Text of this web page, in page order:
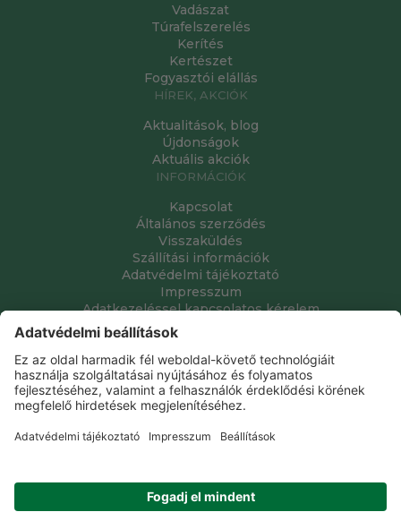
Vadászat
Túrafelszerelés
Kerítés
Kertészet
Fogyasztói elállás
HÍREK, AKCIÓK
Aktualitások, blog
Újdonságok
Aktuális akciók
INFORMÁCIÓK
Kapcsolat
Általános szerződés
Visszaküldés
Szállítási információk
Adatvédelmi tájékoztató
Impresszum
Adatkezeléssel kapcsolatos kérelem